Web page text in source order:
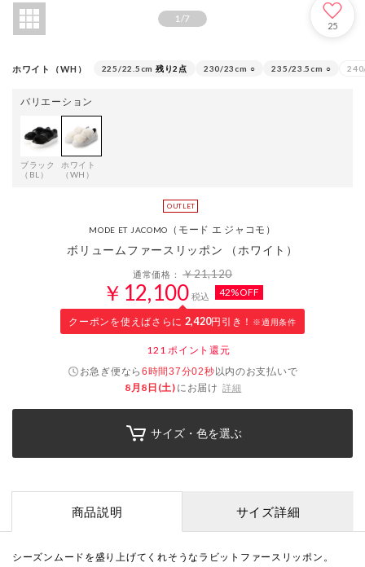
1/7
25
ホワイト（WH） 225/22.5cm 残り2点 230/23cm ○ 235/23.5cm ○
バリエーション
ブラック
（BL）
ホワイト
（WH）
MODE ET JACOMO （モード エ ジャコモ）
ボリュームファースリッポン （ホワイト）
通常価格：￥21,120
￥12,100 税込 42%OFF
クーポンを使えばさらに 2,420円引き！ ※適用条件
121 ポイント還元
お急ぎ便なら6時間37分02秒以内のお支払いで
8月8日(土) にお届け 詳細
サイズ・色を選ぶ
商品説明 サイズ詳細
シーズンムードを盛り上げてくれそうなラビットファースリッポン。